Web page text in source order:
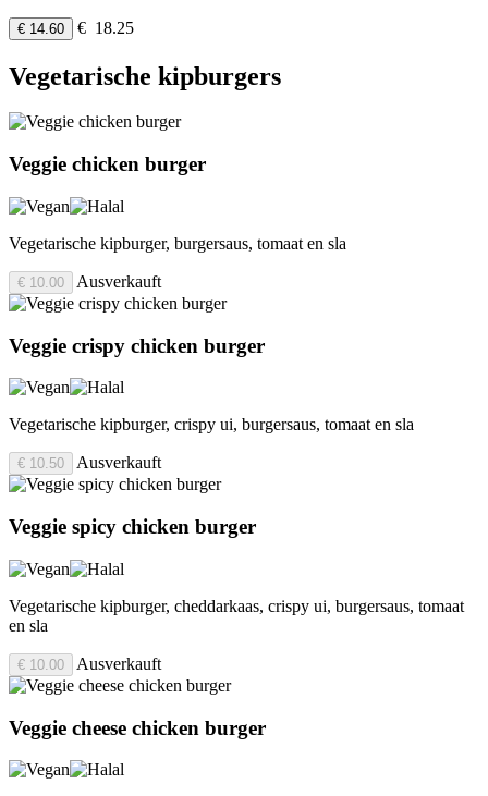
€ 14.60 € 18.25
Vegetarische kipburgers
Veggie chicken burger
Vegetarische kipburger, burgersaus, tomaat en sla
€ 10.00 Ausverkauft
Veggie crispy chicken burger
Vegetarische kipburger, crispy ui, burgersaus, tomaat en sla
€ 10.50 Ausverkauft
Veggie spicy chicken burger
Vegetarische kipburger, cheddarkaas, crispy ui, burgersaus, tomaat
en sla
€ 10.00 Ausverkauft
Veggie cheese chicken burger